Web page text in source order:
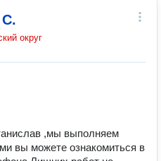
С.
округ
,мы выполняем
вы можете ознакомиться в